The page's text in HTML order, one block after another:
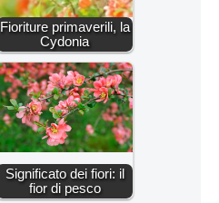
Fioriture primaverili, la
Cydonia
Significato dei fiori: il
fior di pesco